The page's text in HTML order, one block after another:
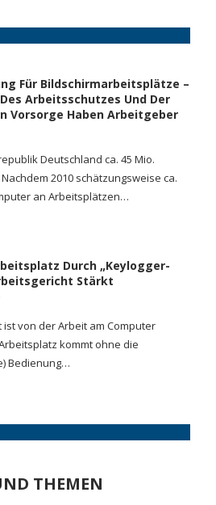
Für Bildschirmarbeitsplätze –
Arbeitsschutzes Und Der
Vorsorge Haben Arbeitgeber
Deutschland ca. 45 Mio.
2010 schätzungsweise ca.
an Arbeitsplätzen…
Durch „Keylogger-
Stärkt
von der Arbeit am Computer
kommt ohne die
Bedienung…
THEMEN